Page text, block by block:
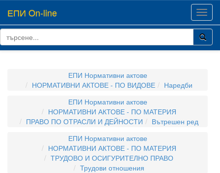
ЕПИ On-line
ЕПИ Нормативни актове
НОРМАТИВНИ АКТОВЕ - ПО ВИДОВЕ
Наредби
ЕПИ Нормативни актове
НОРМАТИВНИ АКТОВЕ - ПО МАТЕРИЯ
ПРАВО ПО ОТРАСЛИ И ДЕЙНОСТИ
Вътрешен ред
ЕПИ Нормативни актове
НОРМАТИВНИ АКТОВЕ - ПО МАТЕРИЯ
ТРУДОВО И ОСИГУРИТЕЛНО ПРАВО
Трудови отношения